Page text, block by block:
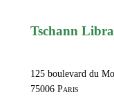
Tschann
125 boulevard du
75006 Paris